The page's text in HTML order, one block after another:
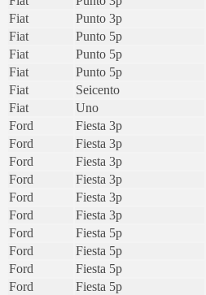
Fiat
Punto 3p
Fiat
Punto 5p
Fiat
Punto 5p
Fiat
Punto 5p
Fiat
Seicento
Fiat
Uno
Ford
Fiesta 3p
Ford
Fiesta 3p
Ford
Fiesta 3p
Ford
Fiesta 3p
Ford
Fiesta 3p
Ford
Fiesta 3p
Ford
Fiesta 5p
Ford
Fiesta 5p
Ford
Fiesta 5p
Ford
Fiesta 5p